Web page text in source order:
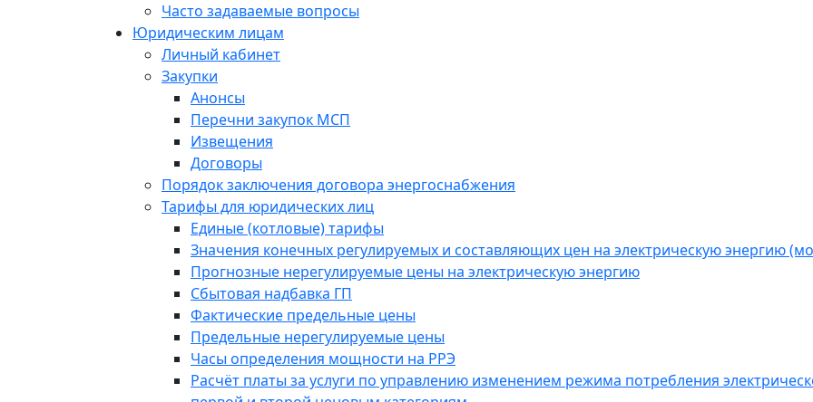
Часто задаваемые вопросы
Юридическим лицам
Личный кабинет
Закупки
Анонсы
Перечни закупок МСП
Извещения
Договоры
Порядок заключения договора энергоснабжения
Тарифы для юридических лиц
Единые (котловые) тарифы
Значения конечных регулируемых и составляющих цен на электрическую энергию
Прогнозные нерегулируемые цены на электрическую энергию
Сбытовая надбавка ГП
Фактические предельные цены
Предельные нерегулируемые цены
Часы определения мощности на РРЭ
Расчёт платы за услуги по управлению изменением режима потребления